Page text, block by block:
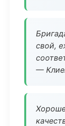
свой,
—